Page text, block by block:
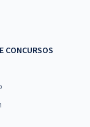
CONCURSOS